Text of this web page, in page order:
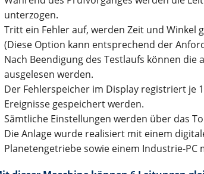
60, 80, 100
50, 65, 80, 110
entry level" der Serie LIGHT 30, 50, 80
Serie ONE 50, 80, 110
der Serie ROBOT 100, 130, 160, 220
der Serie SC 65 (100), 130, 160
155, 225, 325
der Serie VR 140
Servomotor)
unterzogen.
Tritt ein Fehler auf, werden Zeit und Winkel
(Diese Option kann entsprechend der
Nach Beendigung des Testlaufs können die
ausgelesen werden.
Der Fehlerspeicher im Display registriert je
Ereignisse gespeichert werden.
Sämtliche Einstellungen werden über das
Die Anlage wurde realisiert mit einem
Planetengetriebe sowie einem Industrie-PC